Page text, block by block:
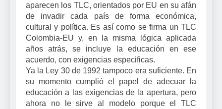
aparecen los TLC, orientados por EU en su afán
de invadir cada país de forma económica,
cultural y política. Es así como se firma un TLC
Colombia-EU y, en la misma lógica aplicada
años atrás, se incluye la educación en ese
acuerdo, con exigencias especificas.
Ya la Ley 30 de 1992 tampoco era suficiente. En
su momento cumplió el papel de adecuar la
educación a las exigencias de la apertura, pero
ahora no le sirve al modelo porque el TLC